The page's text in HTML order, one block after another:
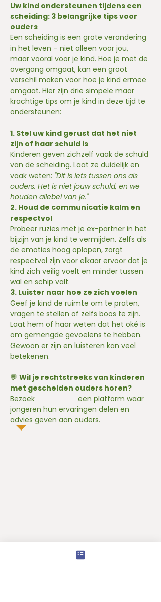
Uw kind ondersteunen tijdens een
scheiding: 3 belangrijke tips voor
ouders
Een scheiding is een grote verandering
in het leven – niet alleen voor jou,
maar vooral voor je kind. Hoe je met de
overgang omgaat, kan een groot
verschil maken voor hoe je kind ermee
omgaat. Hier zijn drie simpele maar
krachtige tips om je kind in deze tijd te
ondersteunen:
1. Stel uw kind gerust dat het niet
zijn of haar schuld is
Kinderen geven zichzelf vaak de schuld
van de scheiding. Laat ze duidelijk en
vaak weten: "Dit is iets tussen ons als
ouders. Het is niet jouw schuld, en we
houden allebei van je."
2. Houd de communicatie kalm en
respectvol
Probeer ruzies met je ex-partner in het
bijzijn van je kind te vermijden. Zelfs als
de emoties hoog oplopen, zorgt
respectvol zijn voor elkaar ervoor dat je
kind zich veilig voelt en minder tussen
wal en schip valt.
3. Luister naar hoe ze zich voelen
Geef je kind de ruimte om te praten,
vragen te stellen of zelfs boos te zijn.
Laat hem of haar weten dat het oké is
om gemengde gevoelens te hebben.
Gewoon er zijn en luisteren kan veel
betekenen.
💬 Wil je rechtstreeks van kinderen
met gescheiden ouders horen?
Bezoek
een platform waar
jongeren hun ervaringen delen en
advies geven aan ouders.